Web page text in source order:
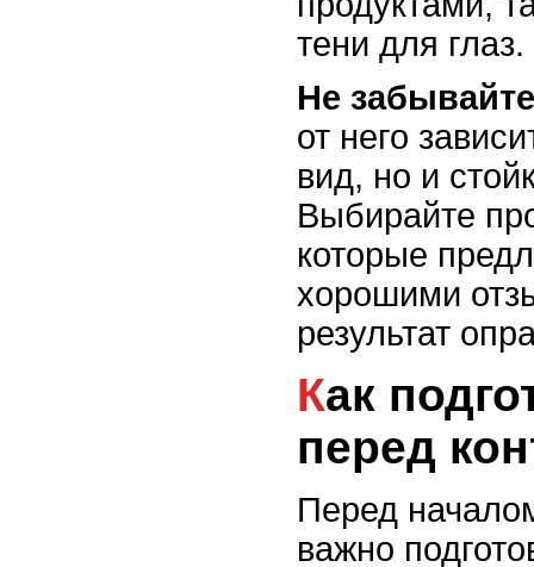
тени для глаз.
Не
от него
вид, но и
Выбирайте
которые
хорошими
результат
Как подготовить кожу
перед
Перед
важно